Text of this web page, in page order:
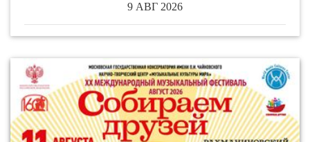
9 АВГ 2026